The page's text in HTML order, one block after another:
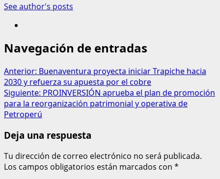
See author's posts
Navegación de entradas
Anterior: Buenaventura proyecta iniciar Trapiche hacia
2030 y refuerza su apuesta por el cobre
Siguiente: PROINVERSIÓN aprueba el plan de promoción
para la reorganización patrimonial y operativa de
Petroperú
Deja una respuesta
Tu dirección de correo electrónico no será publicada.
Los campos obligatorios están marcados con *